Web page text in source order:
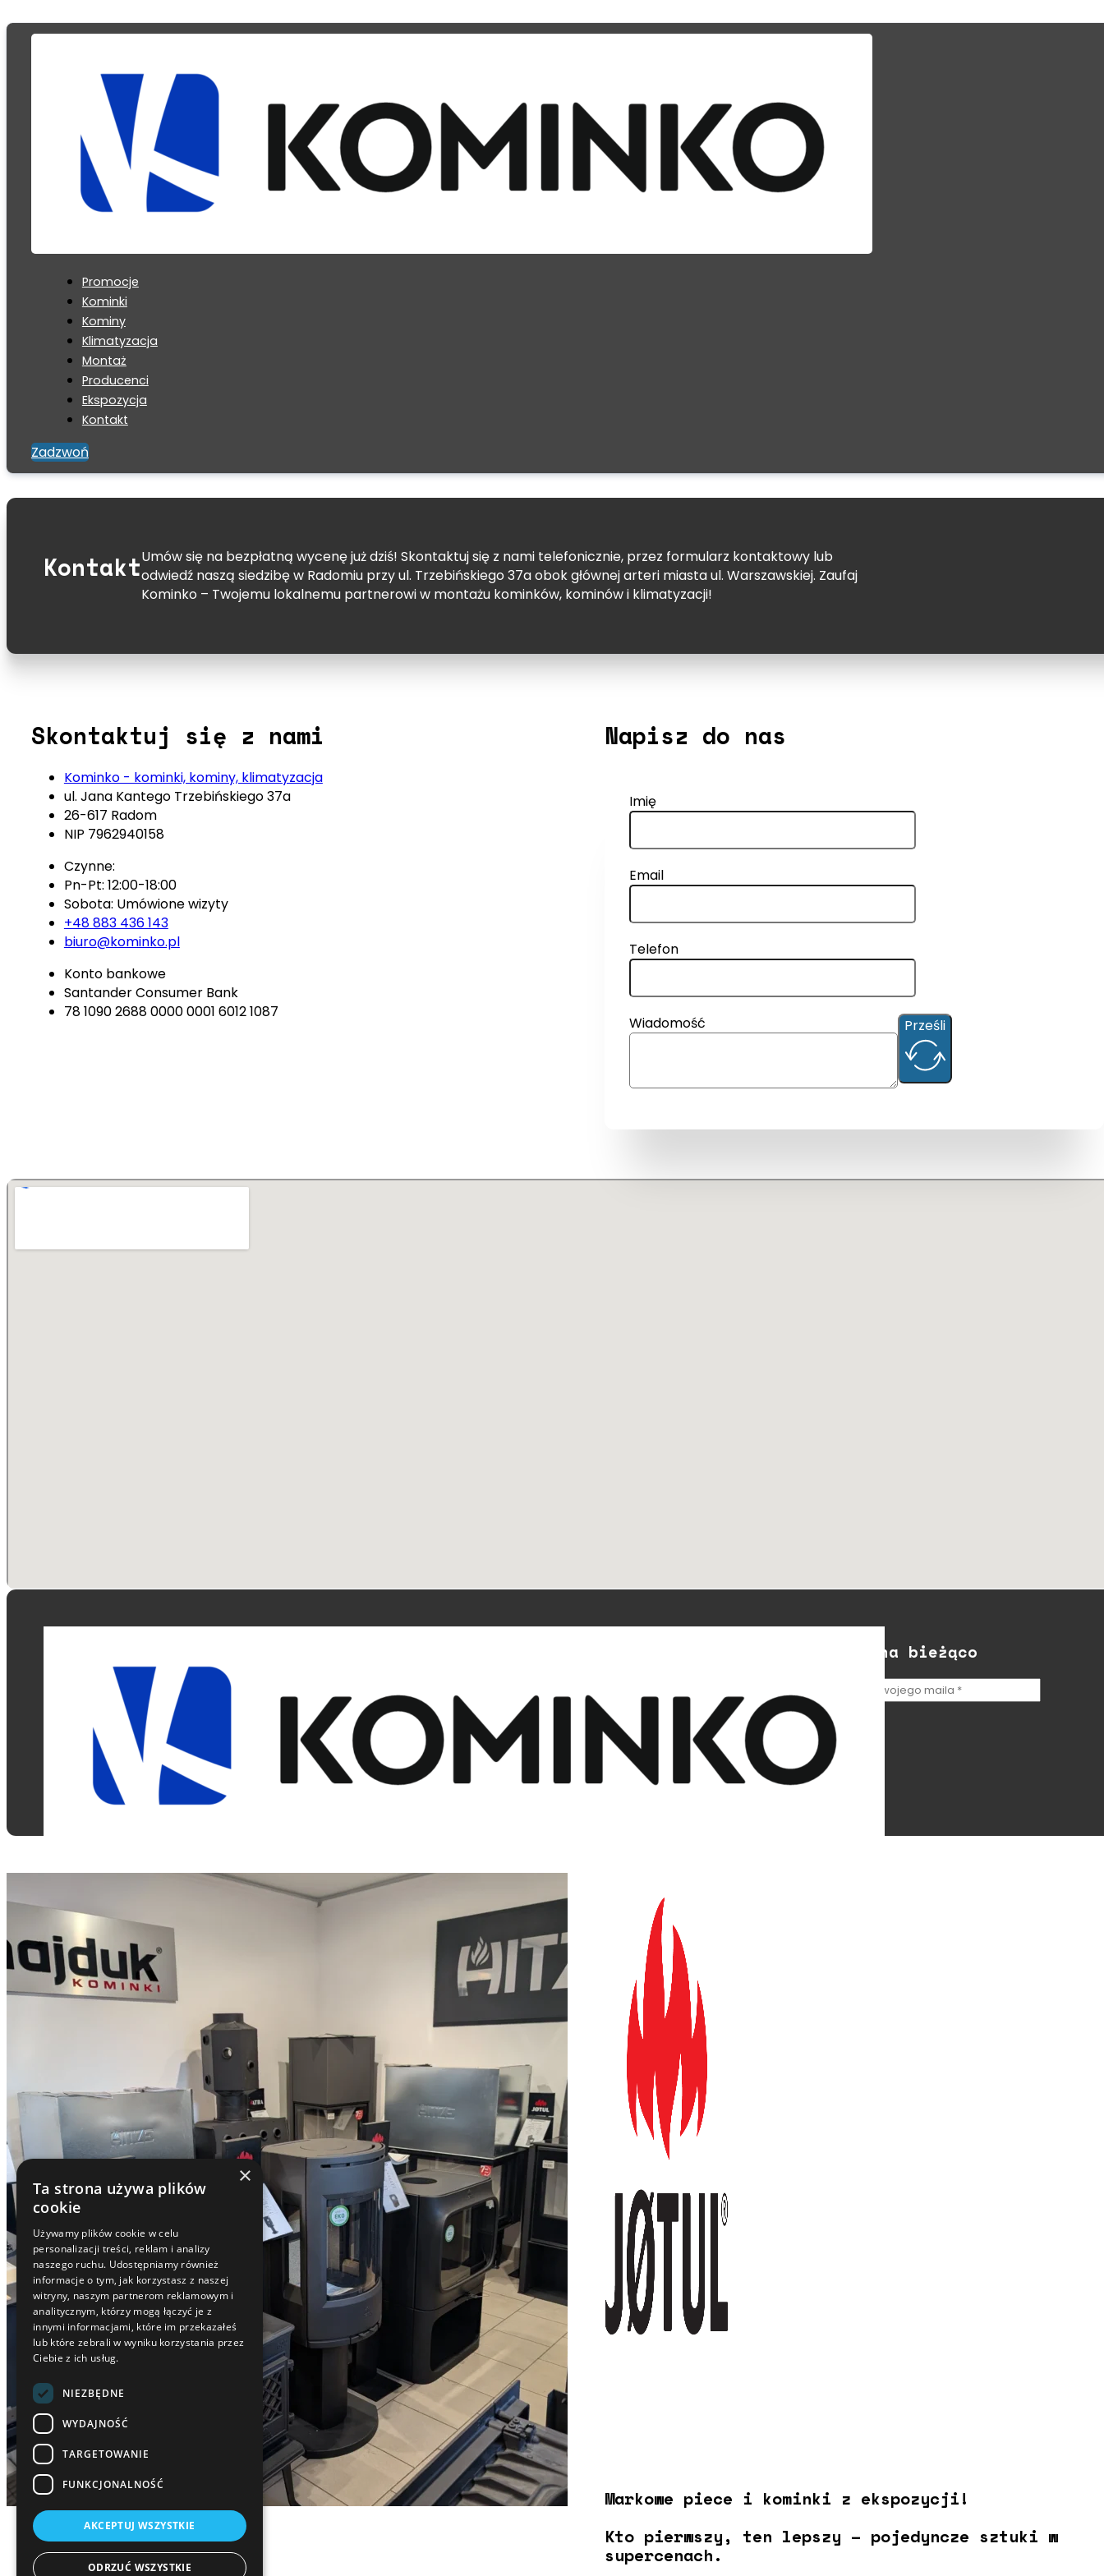
Promocje
Kominki
Kominy
Klimatyzacja
Montaż
Producenci
Ekspozycja
Kontakt
Zadzwoń
KontaktUmów się na bezpłatną wycenę już dziś! Skontaktuj się z nami telefonicznie, przez formularz kontaktowy lub
odwiedź naszą siedzibę w Radomiu przy ul. Trzebińskiego 37a obok głównej arteri miasta ul. Warszawskiej. Zaufaj
Kominko – Twojemu lokalnemu partnerowi w montażu kominków, kominów i klimatyzacji!
Skontaktuj się z nami
Kominko - kominki, kominy, klimatyzacja
ul. Jana Kantego Trzebińskiego 37a
26-617 Radom
NIP 7962940158
Czynne:
Pn-Pt: 12:00-18:00
Sobota: Umówione wizyty
+48 883 436 143
biuro@kominko.pl
Konto bankowe
Santander Consumer Bank
78 1090 2688 0000 0001 6012 1087
Napisz do nas
Imię
Email
Telefon
Wiadomość Prześli
Kominko - kominki, kominy, klimatyzacja
NIP 7962940158
biuro@kominko.pl
Czynne:
Pn-Pt: 12:00-18:00
Sobota: Umówione wizyty
Gwarancja
Polityka prywatności
Bądź na bieżąco
Markowe piece i kominki z ekspozycji!
Kto pierwszy, ten lepszy – pojedyncze sztuki w
supercenach.
×
Ta strona używa plików
cookie
Używamy plików cookie w celu
personalizacji treści, reklam i analizy
naszego ruchu. Udostępniamy również
informacje o tym, jak korzystasz z naszej
witryny, naszym partnerom reklamowym i
analitycznym, którzy mogą łączyć je z
innymi informacjami, które im przekazałeś
lub które zebrali w wyniku korzystania przez
Ciebie z ich usług.
NIEZBĘDNE
WYDAJNOŚĆ
TARGETOWANIE
FUNKCJONALNOŚĆ
AKCEPTUJ WSZYSTKIE
ODRZUĆ WSZYSTKIE